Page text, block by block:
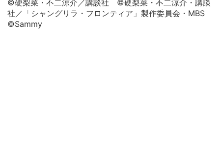
©硬梨菜・不二涼介／講談社 ©硬梨菜・不二涼介・講談
社／「シャングリラ・フロンティア」製作委員会・MBS
©Sammy